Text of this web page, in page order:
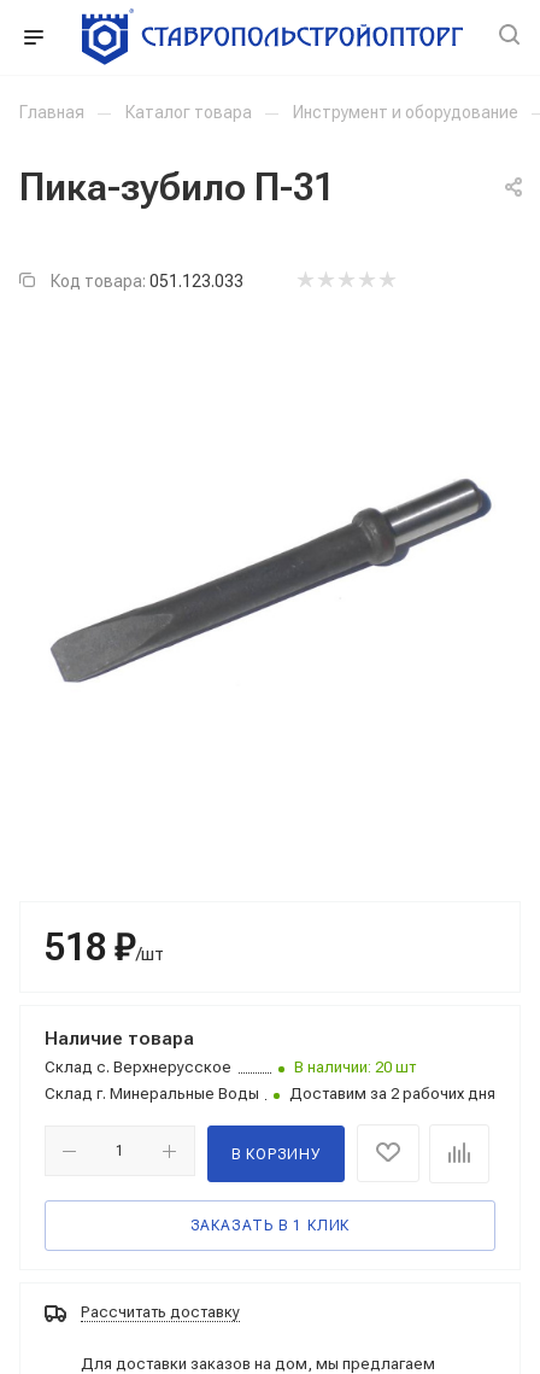
Главная — Каталог товара — Инструмент и оборудование
Пика-зубило П-31
Код товара: 051.123.033
518 ₽/шт
Наличие товара
Склад с. Верхнерусское
В наличии: 20 шт
Склад г. Минеральные Воды Доставим за 2 рабочих дня
В КОРЗИНУ
ЗАКАЗАТЬ В 1 КЛИК
Рассчитать доставку
Для доставки заказов на дом, мы предлагаем